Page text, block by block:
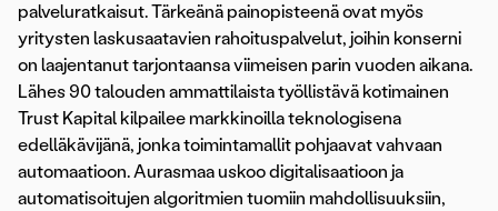
palveluratkaisut. Tärkeänä painopisteenä ovat myös
yritysten laskusaatavien rahoituspalvelut, joihin konserni
on laajentanut tarjontaansa viimeisen parin vuoden aikana.
Lähes 90 talouden ammattilaista työllistävä kotimainen
Trust Kapital kilpailee markkinoilla teknologisena
edelläkävijänä, jonka toimintamallit pohjaavat vahvaan
automaatioon. Aurasmaa uskoo digitalisaatioon ja
automatisoitujen algoritmien tuomiin mahdollisuuksiin,